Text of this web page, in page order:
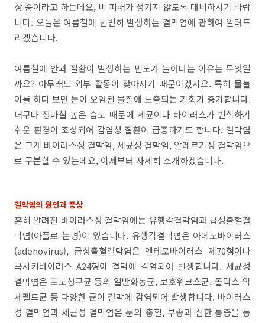
상 중이라고 하는데요, 비 피해가 생기지 않도록 대비하시기 바랍
니다. 오늘은 여름철에 빈번히 발생하는 결막염에 관하여 알려드
리겠습니다.
여름철에 안과 질환이 발생하는 빈도가 늘어나는 이유는 무엇일
까요? 아무래도 외부 활동이 잦아지기 때문이겠지요. 특히 물놀
이를 하다 보면 눈이 오염된 물질에 노출되는 기회가 증가합니다.
더구나 장마철 높은 습도 때문에 세균이나 바이러스가 번식하기
쉬운 환경이 조성되어 감염성 질환이 급증하기도 합니다. 결막염
은 크게 바이러스성 결막염, 세균성 결막염, 알레르기성 결막염으
로 구분할 수 있는데요, 이제부터 자세히 소개하겠습니다.
결막염의 원인과 증상
흔히 알려진 바이러스성 결막염에는 유행각결막염과 급성출혈결
막염(아폴로 눈병)이 있습니다. 유행각결막염은 아데노바이러스
(adenovirus), 급성출혈결막염은 엔테로바이러스 제70형이나
콕사키바이러스 A24형이 결막에 감염되어 발생합니다. 세균성
결막염은 포도상구균 등의 일반화농균, 코호위크스균, 몰락스-악
세펠드균 등 다양한 균이 결막에 감염되어 발생합니다. 바이러스
성 결막염과 세균성 결막염은 눈의 충혈, 부종과 심한 통증을 동